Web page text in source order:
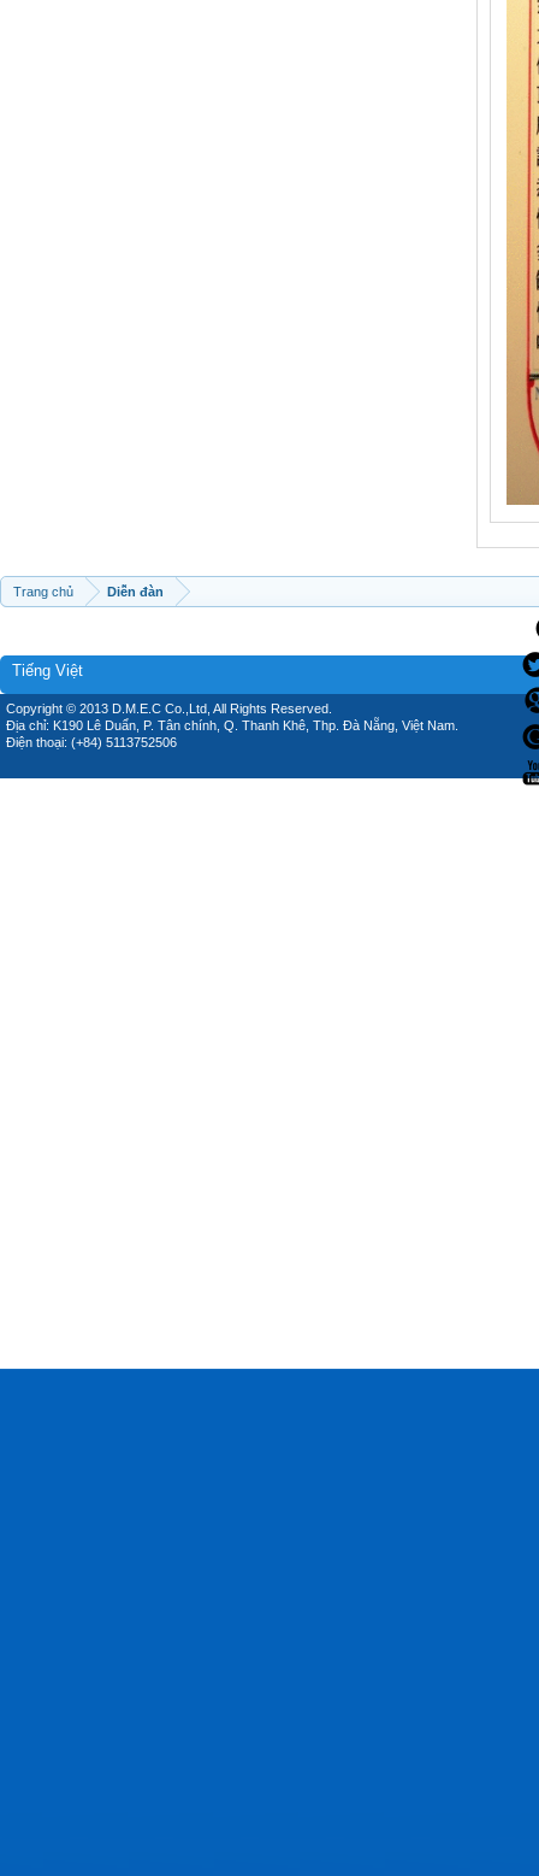
Trang chủ Diễn đàn
Tiếng Việt
Copyright © 2013 D.M.E.C Co.,Ltd, All Rights Reserved.
Địa chỉ: K190 Lê Duẩn, P. Tân chính, Q. Thanh Khê, Thp. Đà Nẵng, Việt Nam.
Điện thoại: (+84) 5113752506